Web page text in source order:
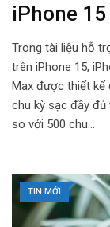
iPhone 15
Trong tài liệu hỗ
trên iPhone 15,
Max được thiết kế
chu kỳ sạc đầy
so với 500 chu…
TIN MỚI